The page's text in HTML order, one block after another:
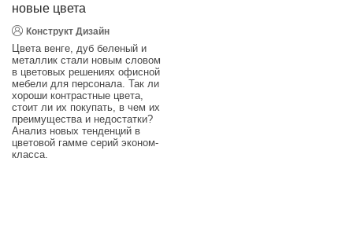
новые цвета
Конструкт Дизайн
Цвета венге, дуб беленый и
металлик стали новым словом
в цветовых решениях офисной
мебели для персонала. Так ли
хороши контрастные цвета,
стоит ли их покупать, в чем их
преимущества и недостатки?
Анализ новых тенденций в
цветовой гамме серий эконом-
класса.